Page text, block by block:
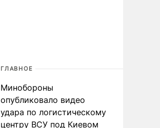
ГЛАВНОЕ
Минобороны
опубликовало видео
удара по логистическому
центру ВСУ под Киевом